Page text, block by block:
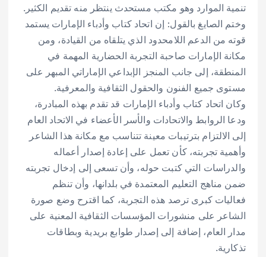
تنمية الموارد وهو مكتب مستحدث ينتظر منه تقديم الكثير.
وختم الصايغ بالقول: إن اتحاد كتاب وأدباء الإمارات يستمد
قوته من الدعم اللامحدود الذي يتلقاه من القيادة، ومن
مكانة الإمارات صاحبة التجربة الحضارية المهمة في
المنطقة، إلى جانب المنجز الإبداعي الإماراتي المبهر على
مستوى جميع الفنون والحقول الثقافية والمعرفية.
وكان اتحاد كتاب وأدباء الإمارات قد تقدم بهذه المبادرة،
ودعا الروابط والاتحادات والأسر الأعضاء في الاتحاد العام
إلى الالتزام بترتيبات معينة تتناسب مع مكانة هذا الشاعر
وأهمية تجربته، كأن تعمل على إعادة إصدار أعماله
والدراسات التي كتبت حوله، وأن تسعى إلى إدخال تجربته
ضمن مناهج التعليم المعتمدة في بلدانها، وأن تنظم
فعاليات كبرى ترصد هذه التجربة، كما اقترح وضع صورة
الشاعر على منشورات المؤسسات الثقافية المعنية على
مدار العام، إضافة إلى إصدار طوابع بريدية وبطاقات
تذكارية.